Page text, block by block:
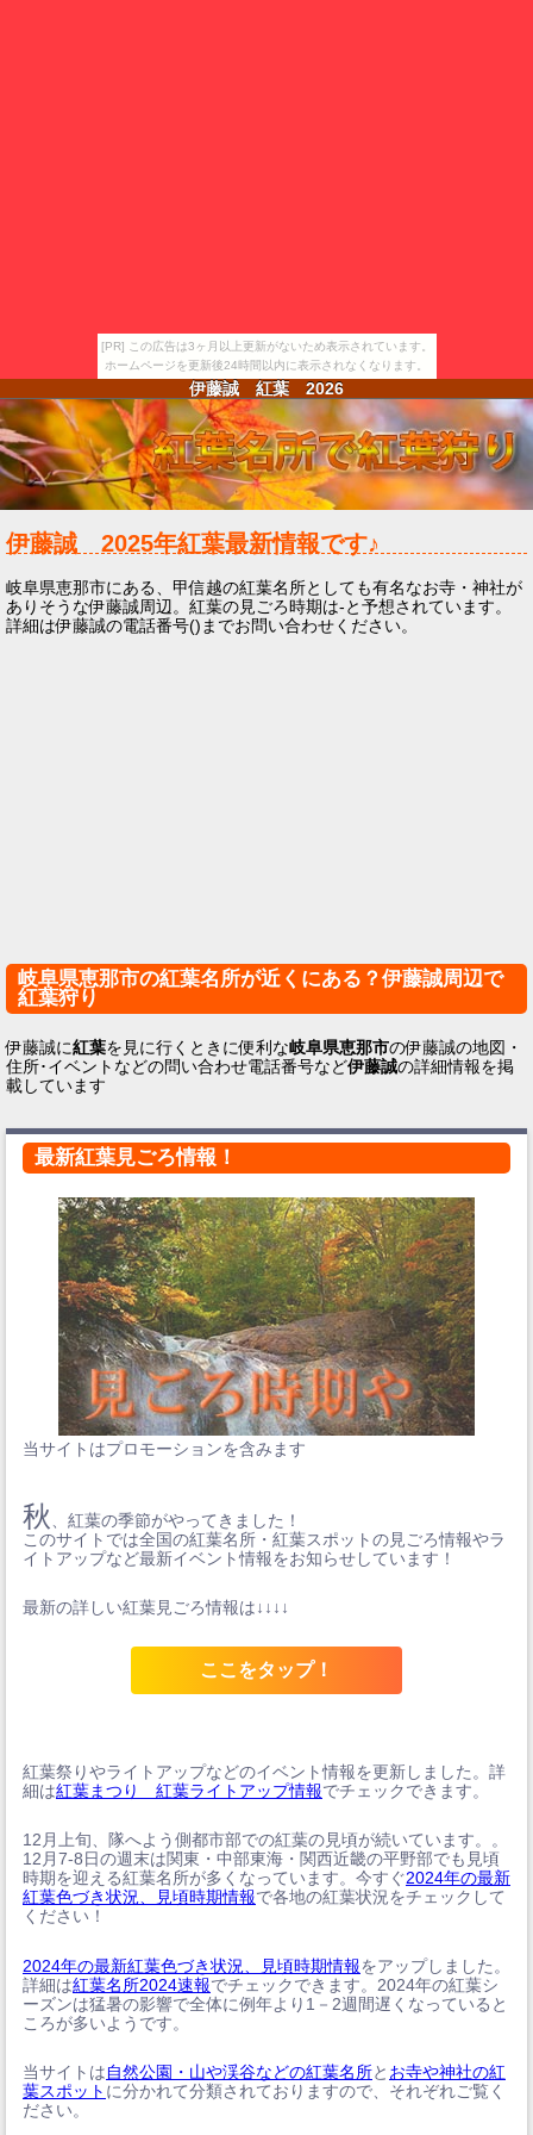
[PR] この広告は3ヶ月以上更新がないため表示されています。
ホームページを更新後24時間以内に表示されなくなります。
伊藤誠 紅葉 2026
伊藤誠 2025年紅葉最新情報です♪
岐阜県恵那市にある、甲信越の紅葉名所としても有名なお寺・神社が
ありそうな伊藤誠周辺。紅葉の見ごろ時期は-と予想されています。
詳細は伊藤誠の電話番号()までお問い合わせください。
岐阜県恵那市の紅葉名所が近くにある？伊藤誠周辺で
紅葉狩り
伊藤誠に紅葉を見に行くときに便利な岐阜県恵那市の伊藤誠の地図・
住所･イベントなどの問い合わせ電話番号など伊藤誠の詳細情報を掲
載しています
最新紅葉見ごろ情報！
当サイトはプロモーションを含みます
秋
、紅葉の季節がやってきました！
このサイトでは全国の紅葉名所・紅葉スポットの見ごろ情報やラ
イトアップなど最新イベント情報をお知らせしています！
最新の詳しい紅葉見ごろ情報は↓↓↓↓
ここをタップ！
紅葉祭りやライトアップなどのイベント情報を更新しました。詳
細は紅葉まつり 紅葉ライトアップ情報でチェックできます。
12月上旬、隊へよう側都市部での紅葉の見頃が続いています。。
12月7-8日の週末は関東・中部東海・関西近畿の平野部でも見頃
時期を迎える紅葉名所が多くなっています。今すぐ2024年の最新
紅葉色づき状況、見頃時期情報で各地の紅葉状況をチェックして
ください！
2024年の最新紅葉色づき状況、見頃時期情報をアップしました。
詳細は紅葉名所2024速報でチェックできます。2024年の紅葉シ
ーズンは猛暑の影響で全体に例年より1－2週間遅くなっていると
ころが多いようです。
当サイトは自然公園・山や渓谷などの紅葉名所と お寺や神社の紅
葉スポット に分かれて分類されておりますので、それぞれご覧く
ださい。